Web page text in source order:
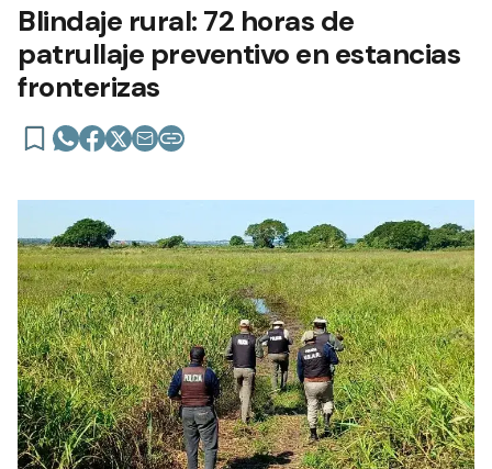
Blindaje rural: 72 horas de
patrullaje preventivo en estancias
fronterizas